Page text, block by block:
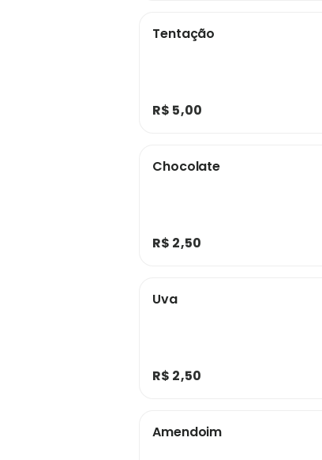
Tentação
R$ 5,00
Chocolate
R$ 2,50
Uva
R$ 2,50
Amendoim